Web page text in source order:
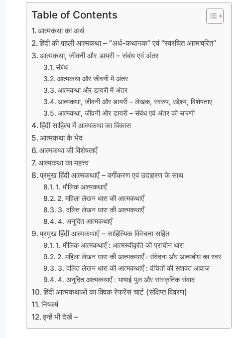
Table of Contents
आत्मकथा का अर्थ
हिंदी की पहली आत्मकथा – “अर्ध-कथानक” एवं “स्वरचित आत्मचरित”
आत्मकथा, जीवनी और डायरी – संबंध एवं अंतर
संबंध
आत्मकथा और जीवनी में अंतर
आत्मकथा और डायरी में अंतर
आत्मकथा, जीवनी और डायरी – लेखक, स्वरुप, उद्देश्य, विशेषताएं
आत्मकथा, जीवनी और डायरी – संबंध एवं अंतर की सारणी
हिंदी साहित्य में आत्मकथा का विकास
आत्मकथा के भेद
आत्मकथा की विशेषताएँ
आत्मकथा का महत्त्व
प्रमुख हिंदी आत्मकथाएँ – वर्गीकरण एवं उदाहरण के साथ
1. मौलिक आत्मकथाएँ
2. महिला लेखन धारा की आत्मकथाएँ
3. दलित लेखन धारा की आत्मकथाएँ
4. अनुदित आत्मकथाएँ
प्रमुख हिंदी आत्मकथाएँ – साहित्यिक विवेचना सहित
1. मौलिक आत्मकथाएँ : आत्मस्वीकृति की प्राचीन धारा
2. महिला लेखन धारा की आत्मकथाएँ : संवेदना और आत्मबोध का स्वर
3. दलित लेखन धारा की आत्मकथाएँ : वंचितों की सशक्त आवाज़
4. अनुदित आत्मकथाएँ : भाषाई पुल और सांस्कृतिक संवाद
हिंदी आत्मकथाओं का क्विक रेफरेंस चार्ट (संक्षिप्त विवरण)
निष्कर्ष
इन्हें भी देखें –